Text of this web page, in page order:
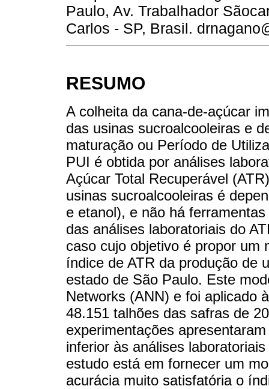
Paulo, Av. Trabalhador
Carlos - SP, Brasil.
RESUMO
A colheita da cana-de-açúcar
das usinas sucroalcooleiras e
maturação ou Período de
PUI é obtida por análises
Açúcar Total Recuperável
usinas sucroalcooleiras é
e etanol), e não há
das análises laboratoriais do
caso cujo objetivo é propor um
índice de ATR da produção de
estado de São Paulo. Este
Networks (ANN) e foi aplicado
48.151 talhões das safras de
experimentações
inferior às análises
estudo está em fornecer um
acurácia muito satisfatória o